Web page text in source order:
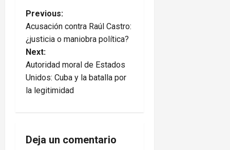
P
o
s
t
v
Previous:
Acusación contra Raúl Castro:
¿justicia o maniobra política?
Next:
Autoridad moral de Estados
Unidos: Cuba y la batalla por
la legitimidad
Deja un comentario